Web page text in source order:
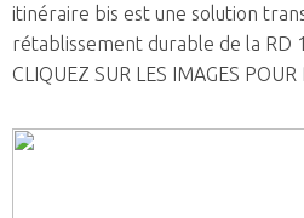
itinéraire bis est une solution
rétablissement durable de la RD
CLIQUEZ SUR LES IMAGES